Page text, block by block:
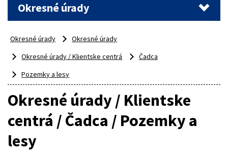
Okresné úrady
Okresné úrady
Okresné úrady
Okresné úrady / Klientske centrá
Čadca
Pozemky a lesy
Okresné úrady / Klientske
centrá / Čadca / Pozemky a
lesy